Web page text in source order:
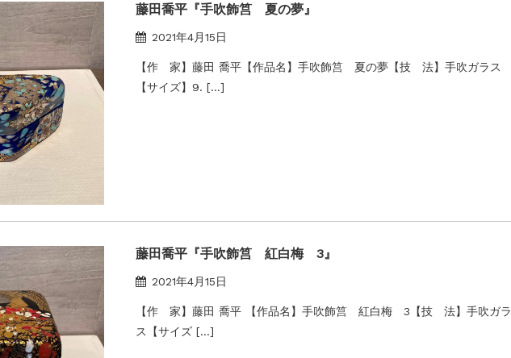
藤田喬平『手吹飾筥 夏の夢』
2021年4月15日
【作 家】藤田 喬平【作品名】手吹飾筥 夏の夢【技 法】手吹ガラス
【サイズ】9. […]
藤田喬平『手吹飾筥 紅白梅 3』
2021年4月15日
【作 家】藤田 喬平 【作品名】手吹飾筥 紅白梅 3【技 法】手吹ガラ
ス【サイズ […]